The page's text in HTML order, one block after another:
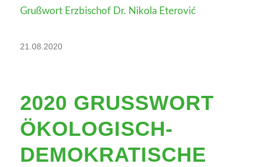
Grußwort Erzbischof Dr. Nikola Eterović
21.08.2020
2020 GRUSSWORT Ö
KOLOGISCH-D
EMOKRATISCHE P